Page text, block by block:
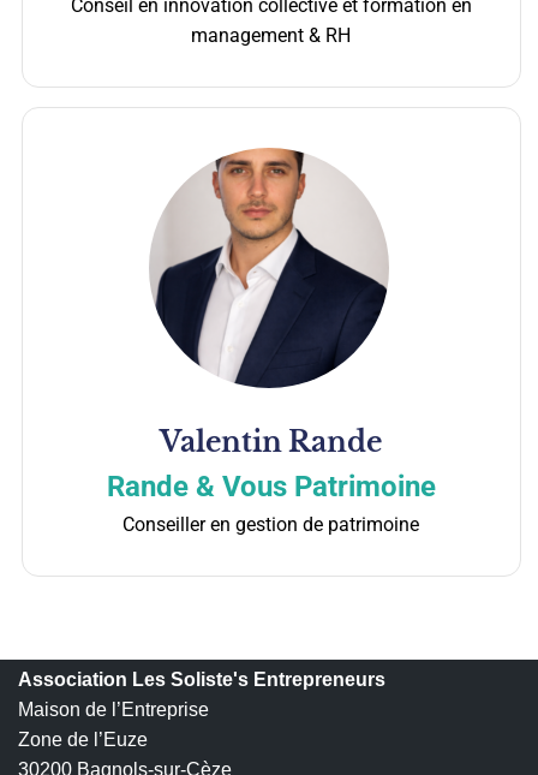
Conseil en innovation collective et formation en
management & RH
ValentinRande
Rande & Vous Patrimoine
Conseiller en gestion de patrimoine
Association Les Soliste's Entrepreneurs
Maison de l’Entreprise
Zone de l’Euze
30200 Bagnols-sur-Cèze